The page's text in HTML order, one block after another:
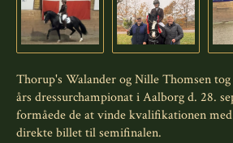
Thorup's Walander og Nille Thomsen
års dressurchampionat i Aalborg d. 28.
formåede de at vinde kvalifikationen
direkte billet til semifinalen.